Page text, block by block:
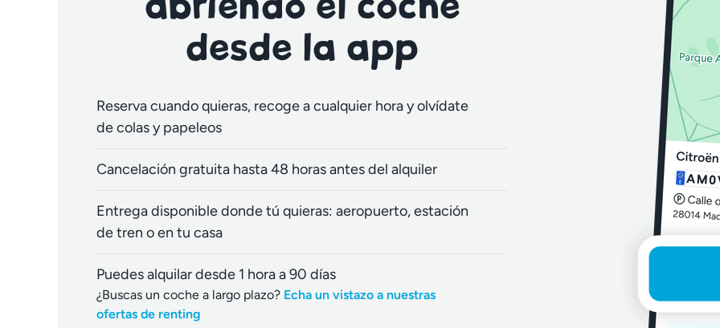
desde la app
Reserva cuando quieras, recoge a cualquier hora y olvídate
de colas y papeleos
Cancelación gratuita hasta 48 horas antes del alquiler
Entrega disponible donde tú quieras: aeropuerto, estación
de tren o en tu casa
Puedes alquilar desde 1 hora a 90 días
¿Buscas un coche a largo plazo? Echa un vistazo a nuestras
ofertas de renting